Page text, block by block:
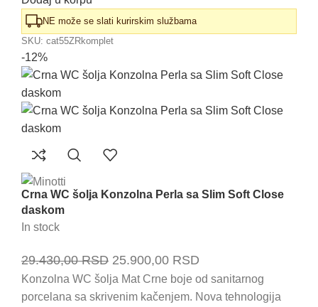
NE može se slati kurirskim službama
SKU: cat55ZRkomplet
-12%
Crna WC šolja Konzolna Perla sa Slim Soft Close
daskom
In stock
29.430,00RSD Originalna
cena
je
25.900,00 RSD
cena
je:
Konzolna WC šolja Mat Crne boje od sanitarnog
porcelana sa skrivenim kačenjem. Nova tehnologija